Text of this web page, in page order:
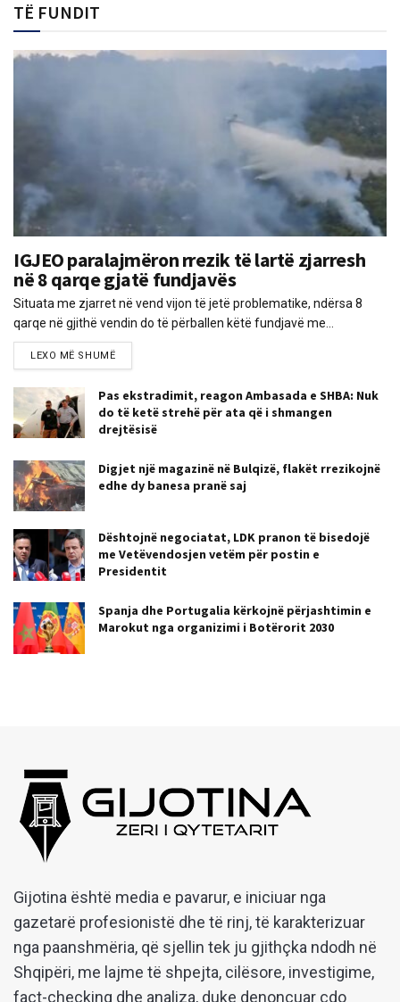
TË FUNDIT
IGJEO paralajmëron rrezik të lartë zjarresh
në 8 qarqe gjatë fundjavës
Situata me zjarret në vend vijon të jetë problematike, ndërsa 8
qarqe në gjithë vendin do të përballen këtë fundjavë me...
LEXO MË SHUMË
Pas ekstradimit, reagon Ambasada e SHBA: Nuk
do të ketë strehë për ata që i shmangen
drejtësisë
Digjet një magazinë në Bulqizë, flakët rrezikojnë
edhe dy banesa pranë saj
Dështojnë negociatat, LDK pranon të bisedojë
me Vetëvendosjen vetëm për postin e
Presidentit
Spanja dhe Portugalia kërkojnë përjashtimin e
Marokut nga organizimi i Botërorit 2030
Gijotina është media e pavarur, e iniciuar nga
gazetarë profesionistë dhe të rinj, të karakterizuar
nga paanshmëria, që sjellin tek ju gjithçka ndodh në
Shqipëri, me lajme të shpejta, cilësore, investigime,
fact-checking dhe analiza, duke denoncuar çdo